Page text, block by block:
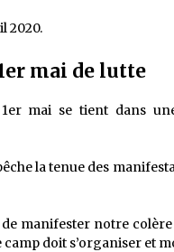
2020.
mai de lutte
mai se tient dans
la tenue des
manifester notre
camp doit s’organiser et